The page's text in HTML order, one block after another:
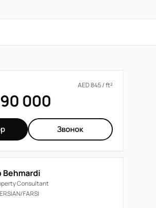
AED 845 / ft²
000
Звонок
Behmardi
Consultant
FARSI